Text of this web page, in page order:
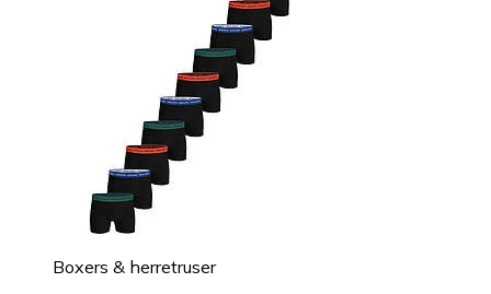
Boxers & herretruser